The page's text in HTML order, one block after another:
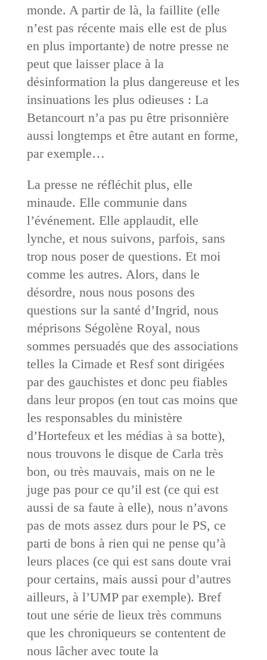
monde. A partir de là, la faillite (elle
n’est pas récente mais elle est de plus
en plus importante) de notre presse ne
peut que laisser place à la
désinformation la plus dangereuse et les
insinuations les plus odieuses : La
Betancourt n’a pas pu être prisonnière
aussi longtemps et être autant en forme,
par exemple…
La presse ne réfléchit plus, elle
minaude. Elle communie dans
l’événement. Elle applaudit, elle
lynche, et nous suivons, parfois, sans
trop nous poser de questions. Et moi
comme les autres. Alors, dans le
désordre, nous nous posons des
questions sur la santé d’Ingrid, nous
méprisons Ségolène Royal, nous
sommes persuadés que des associations
telles la Cimade et Resf sont dirigées
par des gauchistes et donc peu fiables
dans leur propos (en tout cas moins que
les responsables du ministère
d’Hortefeux et les médias à sa botte),
nous trouvons le disque de Carla très
bon, ou très mauvais, mais on ne le
juge pas pour ce qu’il est (ce qui est
aussi de sa faute à elle), nous n’avons
pas de mots assez durs pour le PS, ce
parti de bons à rien qui ne pense qu’à
leurs places (ce qui est sans doute vrai
pour certains, mais aussi pour d’autres
ailleurs, à l’UMP par exemple). Bref
tout une série de lieux très communs
que les chroniqueurs se contentent de
nous lâcher avec toute la